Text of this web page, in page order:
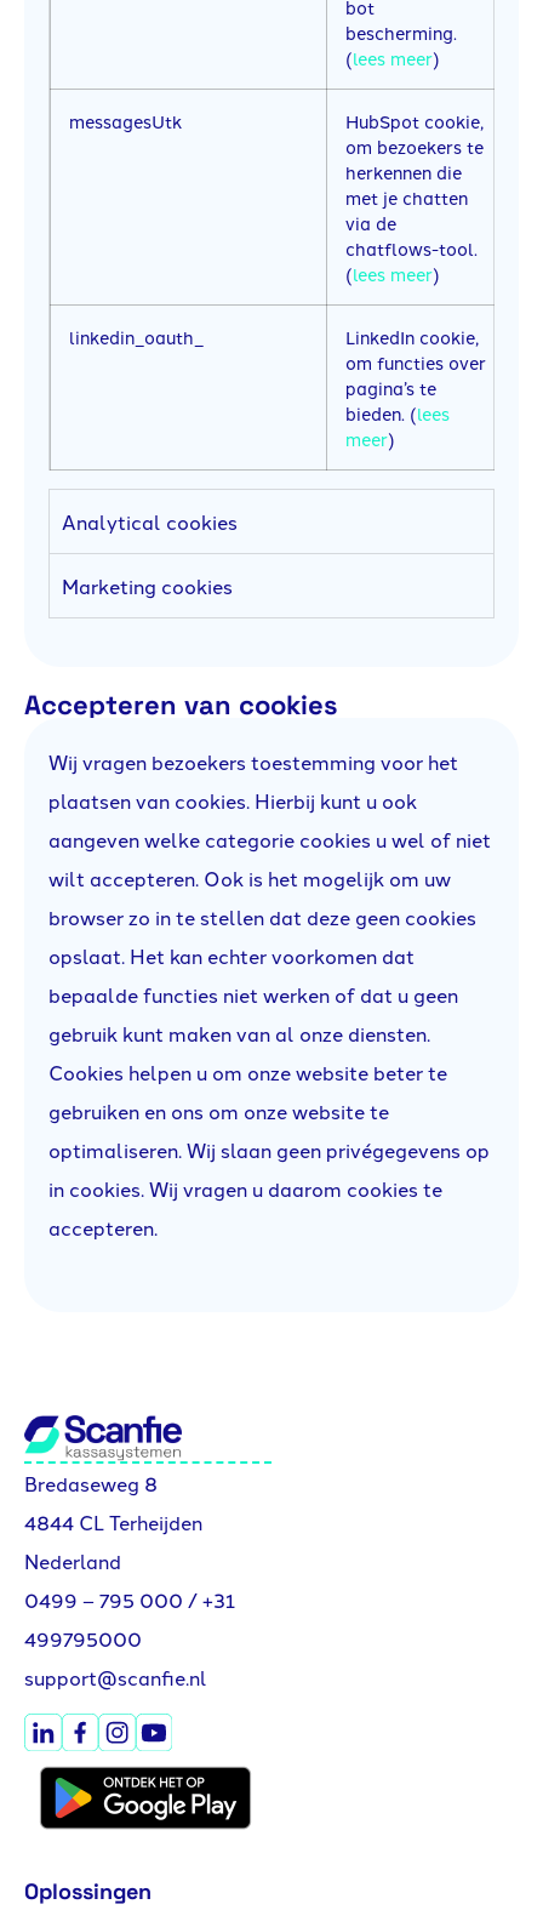
bot
bescherming.
(lees meer)
messagesUtk
HubSpot cookie,
om bezoekers te
herkennen die
met je chatten
via de
chatflows-tool.
(lees meer)
linkedin_oauth_
LinkedIn cookie,
om functies over
pagina’s te
bieden. (lees
meer)
Analytical cookies
Marketing cookies
Accepteren van cookies
Wij vragen bezoekers toestemming voor het
plaatsen van cookies. Hierbij kunt u ook
aangeven welke categorie cookies u wel of niet
wilt accepteren. Ook is het mogelijk om uw
browser zo in te stellen dat deze geen cookies
opslaat. Het kan echter voorkomen dat
bepaalde functies niet werken of dat u geen
gebruik kunt maken van al onze diensten.
Cookies helpen u om onze website beter te
gebruiken en ons om onze website te
optimaliseren. Wij slaan geen privégegevens op
in cookies. Wij vragen u daarom cookies te
accepteren.
Bredaseweg 8
4844 CL Terheijden
Nederland
0499 – 795 000 /+31
499795000
support@scanfie.nl
Oplossingen